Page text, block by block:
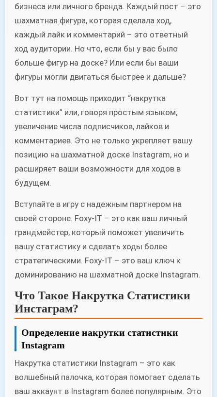
бизнеса или личного бренда. Каждый пост – это
шахматная фигура, которая сделала ход,
каждый лайк и комментарий – это ответный
ход аудитории. Но что, если бы у вас было
больше фигур на доске? Или если бы ваши
фигуры могли двигаться быстрее и дальше?
Вот тут на помощь приходит “накрутка
статистики” или, говоря простым языком,
увеличение числа подписчиков, лайков и
комментариев. Это не только укрепляет вашу
позицию на шахматной доске Instagram, но и
расширяет ваши возможности для ходов в
будущем.
Вступайте в игру с надежным партнером на
своей стороне. Foxy-IT – это как ваш личный
грандмейстер, который поможет увеличить
вашу статистику и сделать ходы более
стратегическими. Foxy-IT – это ваш ключ к
доминированию на шахматной доске Instagram.
Что Такое Накрутка Статистики
Инстаграм?
Определение накрутки статистики
Instagram
Накрутка статистики Instagram – это как
волшебный палочка, которая помогает сделать
ваш аккаунт в Instagram более популярным. Это